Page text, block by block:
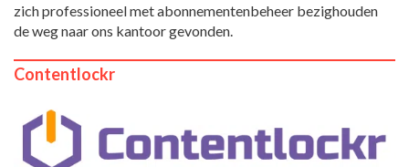
zich professioneel met abonnementenbeheer bezighouden
de weg naar ons kantoor gevonden.
Contentlockr